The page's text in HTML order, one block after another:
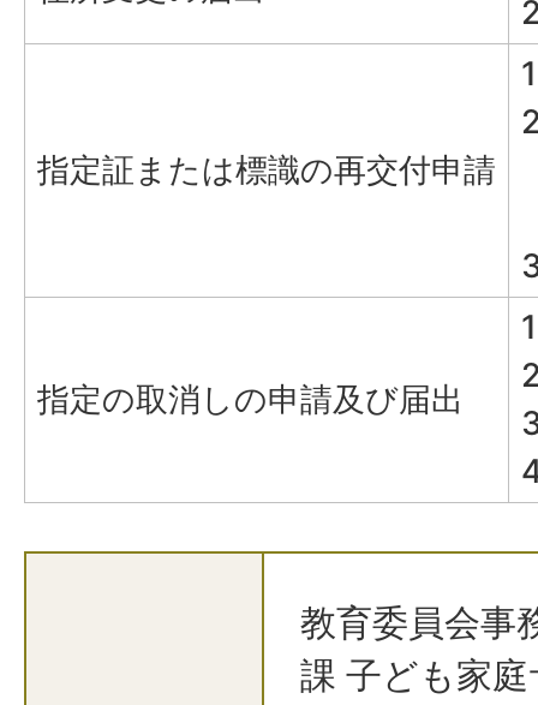
指定証または標識の再交付申請
指定の取消しの申請及び届出
教育委員会事
課 子ども家